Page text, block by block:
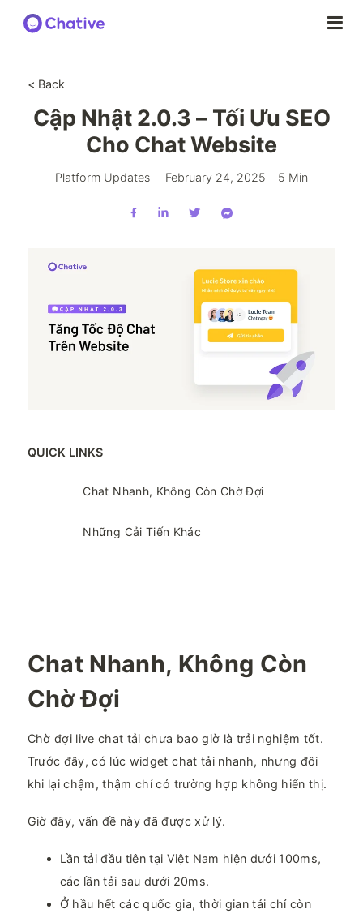
< Back
Cập Nhật 2.0.3 – Tối Ưu SEO
Cho Chat Website
Platform Updates - February 24, 2025 - 5 Min
QUICK LINKS
Chat Nhanh, Không Còn Chờ Đợi
Những Cải Tiến Khác
Chat Nhanh, Không Còn
Chờ Đợi
Chờ đợi live chat tải chưa bao giờ là trải nghiệm tốt.
Trước đây, có lúc widget chat tải nhanh, nhưng đôi
khi lại chậm, thậm chí có trường hợp không hiển thị.
Giờ đây, vấn đề này đã được xử lý.
Lần tải đầu tiên tại Việt Nam hiện dưới 100ms,
các lần tải sau dưới 20ms.
Ở hầu hết các quốc gia, thời gian tải chỉ còn